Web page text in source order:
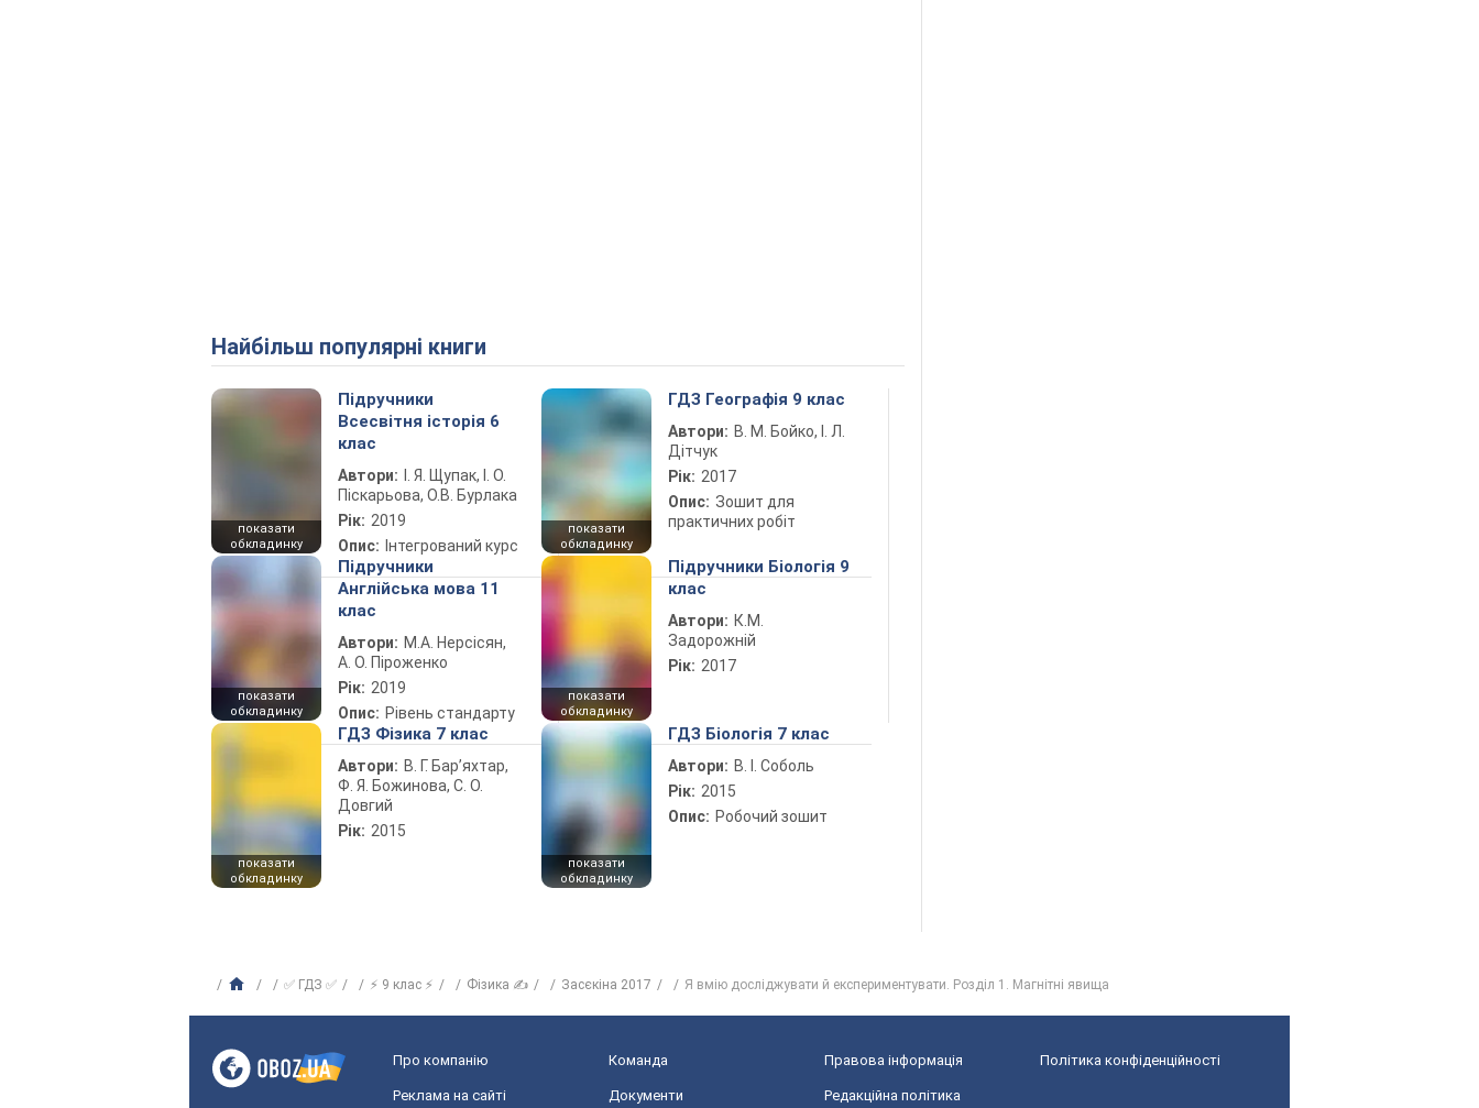
Найбільш популярні книги
показати
обкладинку
Підручники
Всесвітня історія 6
клас
Автори:
І. Я. Щупак, І. О.
Піскарьова, О.В. Бурлака
Рік: 2019
Опис: Інтегрований курс
показати
обкладинку
ГДЗ Географія 9 клас
Автори: В. М. Бойко, І. Л.
Дітчук
Рік: 2017
Опис: Зошит для
практичних робіт
показати
обкладинку
Підручники
Англійська мова 11
клас
Автори: М.А. Нерсісян,
А. О. Піроженко
Рік: 2019
Опис: Рівень стандарту
показати
обкладинку
Підручники Біологія 9
клас
Автори: К.М.
Задорожній
Рік: 2017
показати
обкладинку
ГДЗ Фізика 7 клас
Автори: В. Г. Бар’яхтар,
Ф. Я. Божинова, С. О.
Довгий
Рік: 2015
показати
обкладинку
ГДЗ Біологія 7 клас
Автори: В. І. Соболь
Рік: 2015
Опис: Робочий зошит
✅ ГДЗ ✅ ⚡ 9 клас ⚡ Фізика ✍ Засєкіна 2017 Я вмію досліджувати й експериментувати. Розділ 1. Магнітні явища
Про компанію Команда Правова інформація Політика конфіденційності
Реклама на сайті Документи Редакційна політика